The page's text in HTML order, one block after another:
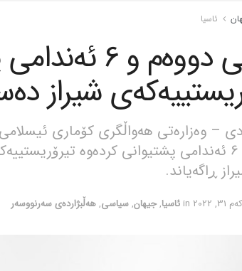
ئاسیا
کەسی دووەم
شیراز
– وەزارەتی هەواڵگری کۆماری
دووەم و 6 ئەندامی پشتیوانی کردەوە
ڕاگەیاند.
in ئاسیا,جیهان,سیاسی,هەڵبژاردەی سەرنووسەر